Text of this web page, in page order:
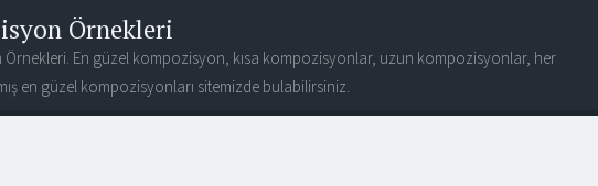
Örnekleri
En güzel kompozisyon, kısa kompozisyonlar, uzun kompozisyonlar, her
en güzel kompozisyonları sitemizde bulabilirsiniz.